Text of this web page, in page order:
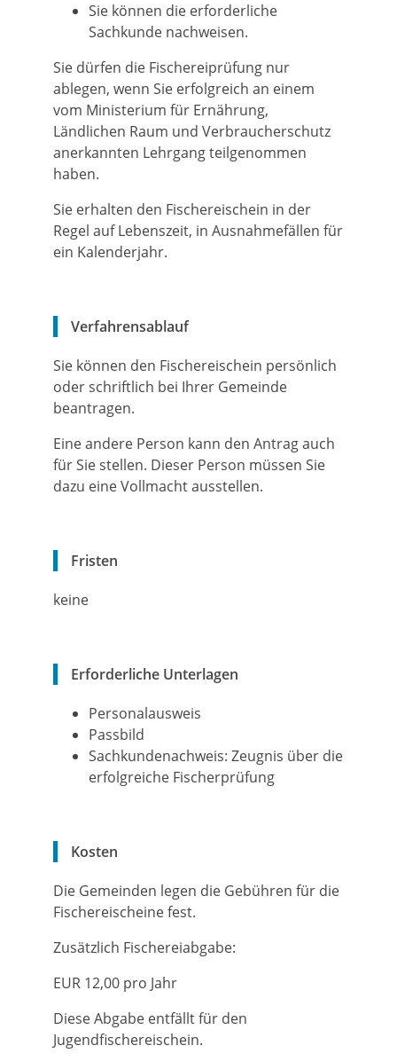
Sie können die erforderliche
Sachkunde nachweisen.
Sie dürfen die Fischereiprüfung nur
ablegen, wenn Sie erfolgreich an einem
vom Ministerium für Ernährung,
Ländlichen Raum und Verbraucherschutz
anerkannten Lehrgang teilgenommen
haben.
Sie erhalten den Fischereischein in der
Regel auf Lebenszeit, in Ausnahmefällen für
ein Kalenderjahr.
Verfahrensablauf
Sie können den Fischereischein persönlich
oder schriftlich bei Ihrer Gemeinde
beantragen.
Eine andere Person kann den Antrag auch
für Sie stellen. Dieser Person müssen Sie
dazu eine Vollmacht ausstellen.
Fristen
keine
Erforderliche Unterlagen
Personalausweis
Passbild
Sachkundenachweis: Zeugnis über die
erfolgreiche Fischerprüfung
Kosten
Die Gemeinden legen die Gebühren für die
Fischereischeine fest.
Zusätzlich Fischereiabgabe:
EUR 12,00 pro Jahr
Diese Abgabe entfällt für den
Jugendfischereischein.